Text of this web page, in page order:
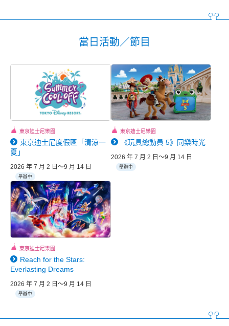
當日活動／節目
東京迪士尼樂園
東京迪士尼度假區「清涼一
夏」
2026 年 7 月 2 日～9 月 14 日
舉辦中
東京迪士尼樂園
《玩具總動員 5》同樂時光
2026 年 7 月 2 日～9 月 14 日
舉辦中
東京迪士尼樂園
Reach for the Stars:
Everlasting Dreams
2026 年 7 月 2 日～9 月 14 日
舉辦中